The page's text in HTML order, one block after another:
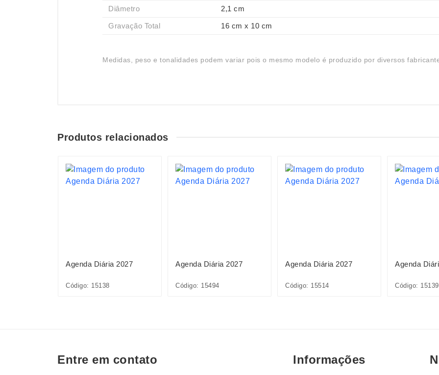
Diâmetro 2,1 cm
Gravação Total 16 cm x 10 cm
Medidas, peso e tonalidades podem variar pois o mesmo modelo é produzido por diversos
Produtos relacionados
Agenda Diária 2027
Código: 15138
Agenda Diária 2027
Código: 15494
Agenda Diária 2027
Código: 15514
Agenda
Código: 15139
Entre em contato Informações